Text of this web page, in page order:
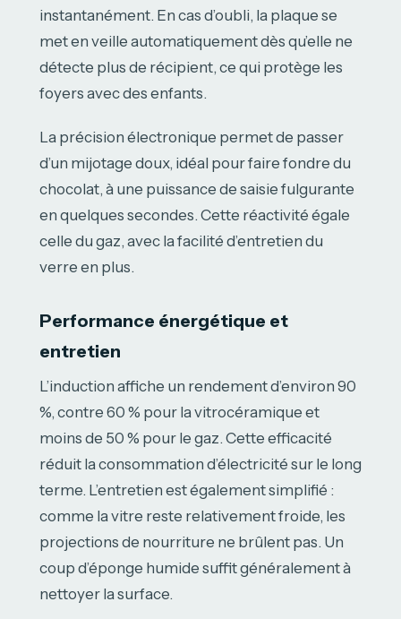
instantanément. En cas d’oubli, la plaque se
met en veille automatiquement dès qu’elle ne
détecte plus de récipient, ce qui protège les
foyers avec des enfants.
La précision électronique permet de passer
d’un mijotage doux, idéal pour faire fondre du
chocolat, à une puissance de saisie fulgurante
en quelques secondes. Cette réactivité égale
celle du gaz, avec la facilité d’entretien du
verre en plus.
Performance énergétique et
entretien
L’induction affiche un rendement d’environ 90
%, contre 60 % pour la vitrocéramique et
moins de 50 % pour le gaz. Cette efficacité
réduit la consommation d’électricité sur le long
terme. L’entretien est également simplifié :
comme la vitre reste relativement froide, les
projections de nourriture ne brûlent pas. Un
coup d’éponge humide suffit généralement à
nettoyer la surface.